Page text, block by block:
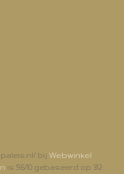
bij Webwinkel
is 9.6/10 gebaseerd op 312